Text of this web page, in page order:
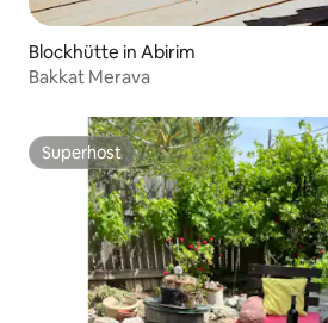
Blockhütte in Abirim
Bakkat Merava
Superhost
Superhost